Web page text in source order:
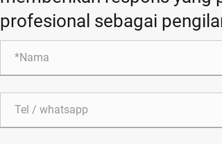
profesional sebagai